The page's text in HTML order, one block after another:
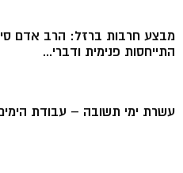
מבצע חרבות ברזל: הרב אדם
התייחסות פנימית ודברי...
עשרת ימי תשובה – עבודת